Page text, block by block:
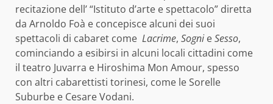
recitazione dell’ “Istituto d’arte e spettacolo” diretta
da Arnoldo Foà e concepisce alcuni dei suoi
spettacoli di cabaret come Lacrime, Sogni eSesso,
cominciando a esibirsi in alcuni locali cittadini come
il teatro Juvarra e Hiroshima Mon Amour, spesso
con altri cabarettisti torinesi, come le Sorelle
Suburbe e Cesare Vodani.